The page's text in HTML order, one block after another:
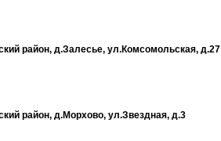
район, д.Залесье, ул.Комсомольская, д.27
район, д.Морхово, ул.Звездная, д.3